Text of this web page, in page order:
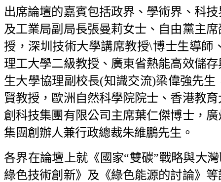
出席論壇的嘉賓包括政界、學術界、科
及工業局副局長張曼莉女士、自由黨主
授，深圳技術大學講席教授\博士生導師
理工大學二級教授、廣東省熱能高效儲
生大學協理副校長(知識交流)梁偉強先
賢教授，歐洲自然科學院院士、香港教
創科技集團有限公司主席葉仁傑博士，
集團創辦人兼行政總裁朱維鵬先生。
各界在論壇上就《國家“雙碳”戰略與大
綠色技術創新》及《綠色能源的討論》